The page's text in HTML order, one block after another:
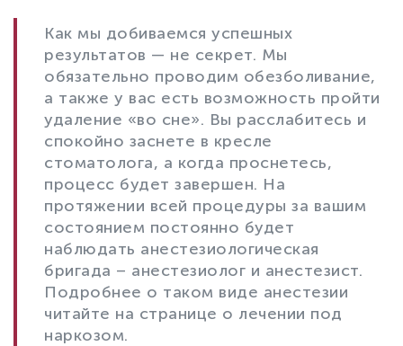
Как мы добиваемся успешных
результатов — не секрет. Мы
обязательно проводим обезболивание,
а также у вас есть возможность пройти
удаление «во сне». Вы расслабитесь и
спокойно заснете в кресле
стоматолога, а когда проснетесь,
процесс будет завершен. На
протяжении всей процедуры за вашим
состоянием постоянно будет
наблюдать анестезиологическая
бригада – анестезиолог и анестезист.
Подробнее о таком виде анестезии
читайте на странице о лечении под
наркозом.